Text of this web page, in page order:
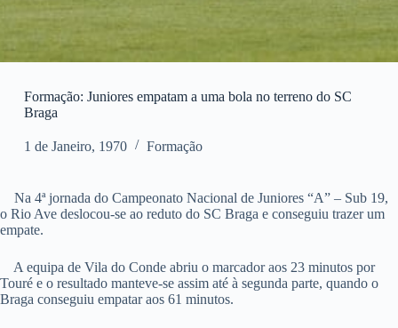
Formação: Juniores empatam a uma bola no terreno do SC
Braga
1 de Janeiro, 1970 Formação
Na 4ª jornada do Campeonato Nacional de Juniores “A” – Sub 19,
o Rio Ave deslocou-se ao reduto do SC Braga e conseguiu trazer um
empate.
A equipa de Vila do Conde abriu o marcador aos 23 minutos por
Touré e o resultado manteve-se assim até à segunda parte, quando o
Braga conseguiu empatar aos 61 minutos.